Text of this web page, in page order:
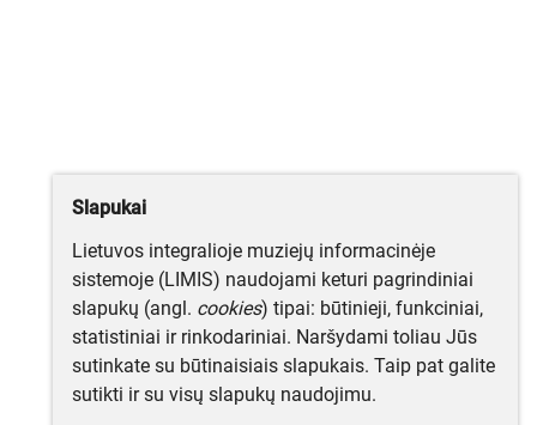
Slapukai
Lietuvos integralioje muziejų informacinėje
sistemoje (LIMIS) naudojami keturi pagrindiniai
slapukų (angl. cookies) tipai: būtinieji, funkciniai,
statistiniai ir rinkodariniai. Naršydami toliau Jūs
sutinkate su būtinaisiais slapukais. Taip pat galite
sutikti ir su visų slapukų naudojimu.